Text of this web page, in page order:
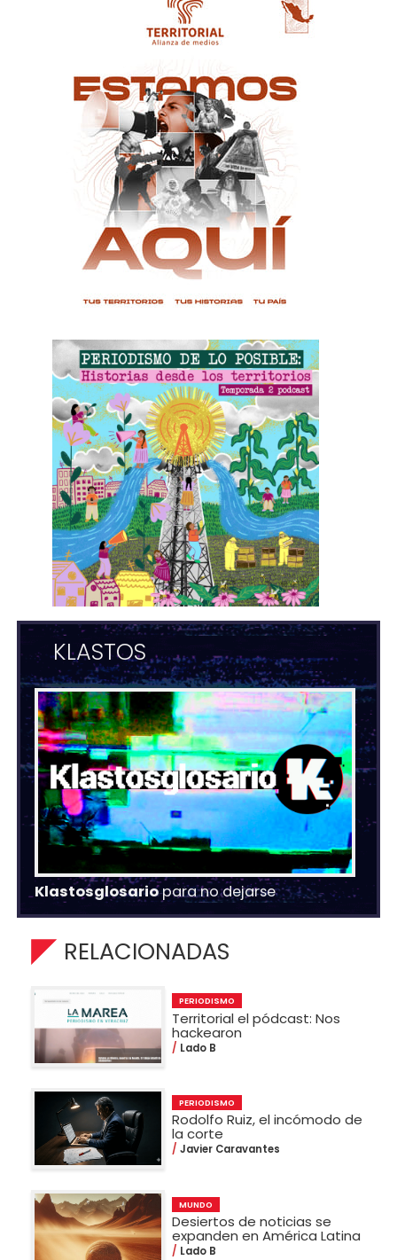
KLASTOS
Klastosglosariopara no dejarse
RELACIONADAS
PERIODISMO
Territorial el pódcast: Nos
hackearon
Lado B
PERIODISMO
Rodolfo Ruiz, el incómodo de
la corte
Javier Caravantes
MUNDO
Desiertos de noticias se
expanden en América Latina
Lado B